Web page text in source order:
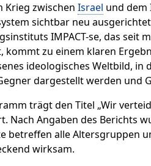
Krieg zwischen Israel und dem
sichtbar neu
IMPACT-se, das seit
kommt zu einem klaren
ideologisches Weltbild, in
dargestellt werden und
trägt den Titel „Wir
Nach Angaben des Berichts
betreffen alle Altersgruppen
wirksam.